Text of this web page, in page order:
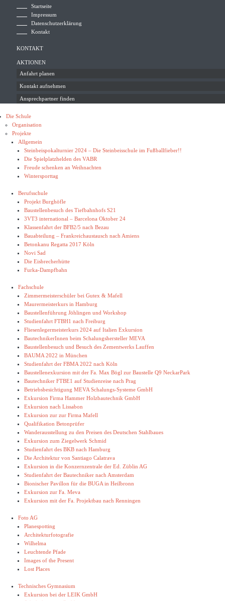
Startseite
Impressum
Datenschutzerklärung
Kontakt
KONTAKT
AKTIONEN
Anfahrt planen
Kontakt aufnehmen
Ansprechpartner finden
Die Schule
Organisation
Projekte
Allgemein
Steinbeispokalturnier 2024 – Die Steinbeisschule im Fußballfieber!!
Die Spielplatzhelden des VABR
Freude schenken an Weihnachten
Wintersporttag
Berufsschule
Projekt Burghöfle
Baustellenbesuch des Tiefbahnhofs S21
3VT3 international – Barcelona Oktober 24
Klassenfahrt der BFB2/5 nach Bezau
Bauabteilung – Frankreichaustausch nach Amiens
Betonkanu Regatta 2017 Köln
Novi Sad
Die Eisbrecherhütte
Furka-Dampfbahn
Fachschule
Zimmermeisterschüler bei Gutex & Mafell
Maurermeisterkurs in Hamburg
Baustellenführung Jöhlingen und Workshop
Studienfahrt FTBH1 nach Freiburg
Fliesenlegermeisterkurs 2024 auf Italien Exkursion
BautechnikerInnen beim Schalungshersteller MEVA
Baustellenbesuch und Besuch des Zementwerks Lauffen
BAUMA 2022 in München
Studienfahrt der FBMA 2022 nach Köln
Baustellenexkursion mit der Fa. Max Bögl zur Baustelle Q9 NeckarPark
Bautechniker FTBE1 auf Studienreise nach Prag
Betriebsbesichtigung MEVA Schalungs-Systeme GmbH
Exkursion Firma Hammer Holzbautechnik GmbH
Exkursion nach Lissabon
Exkursion zur zur Firma Mafell
Qualifikation Betonprüfer
Wanderausstellung zu den Preisen des Deutschen Stahlbaues
Exkursion zum Ziegelwerk Schmid
Studienfahrt des BKB nach Hamburg
Die Architektur von Santiago Calatrava
Exkursion in die Konzernzentrale der Ed. Züblin AG
Studienfahrt der Bautechniker nach Amsterdam
Bionischer Pavillon für die BUGA in Heilbronn
Exkursion zur Fa. Meva
Exkursion mit der Fa. Projektbau nach Renningen
Foto AG
Planespotting
Architekturfotografie
Wilhelma
Leuchtende Pfade
Images of the Present
Lost Places
Technisches Gymnasium
Exkursion bei der LEIK GmbH